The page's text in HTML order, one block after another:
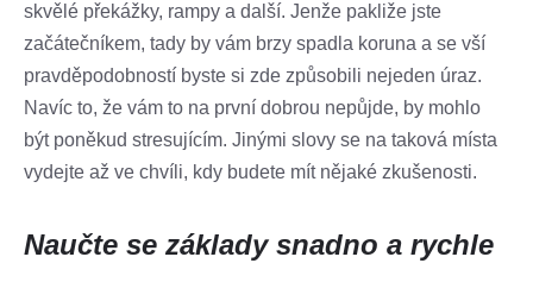
skvělé překážky, rampy a další. Jenže pakliže jste
začátečníkem, tady by vám brzy spadla koruna a se vší
pravděpodobností byste si zde způsobili nejeden úraz.
Navíc to, že vám to na první dobrou nepůjde, by mohlo
být poněkud stresujícím. Jinými slovy se na taková místa
vydejte až ve chvíli, kdy budete mít nějaké zkušenosti.
Naučte se základy snadno a rychle